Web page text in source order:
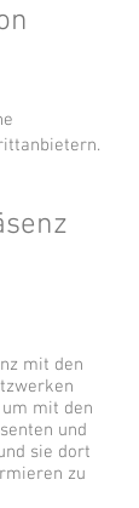
mit den
mit den
und
sie dort
zu